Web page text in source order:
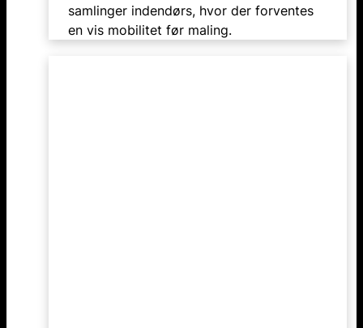
samlinger indendørs, hvor der forventes
en vis mobilitet før maling.